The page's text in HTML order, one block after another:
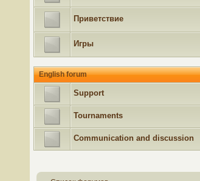
Приветствие
Игры
English forum
Support
Tournaments
Communication and discussion